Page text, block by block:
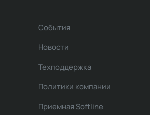
События
Новости
Техподдержка
Политики компании
Приемная Softline